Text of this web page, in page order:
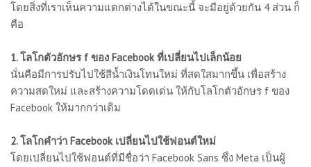
โดยสิ่งที่เราเห็นความแตกต่างได้ในขณะนี้ จะมีอยู่ด้วยกัน 4 ส่วน ก็
คือ
1. โลโกตัวอักษร f ของ Facebook ที่เปลี่ยนไปเล็กน้อย
นั่นคือมีการปรับไปใช้สีน้ำเงินโทนใหม่ ที่สดใสมากขึ้น เพื่อสร้าง
ความสดใหม่ และสร้างความโดดเด่น ให้กับโลโกตัวอักษร f ของ
Facebook ให้มากกว่าเดิม
2. โลโกคำว่า Facebook เปลี่ยนไปใช้ฟอนต์ใหม่
โดยเปลี่ยนไปใช้ฟอนต์ที่มีชื่อว่า Facebook Sans ซึ่ง Meta เป็นผู้